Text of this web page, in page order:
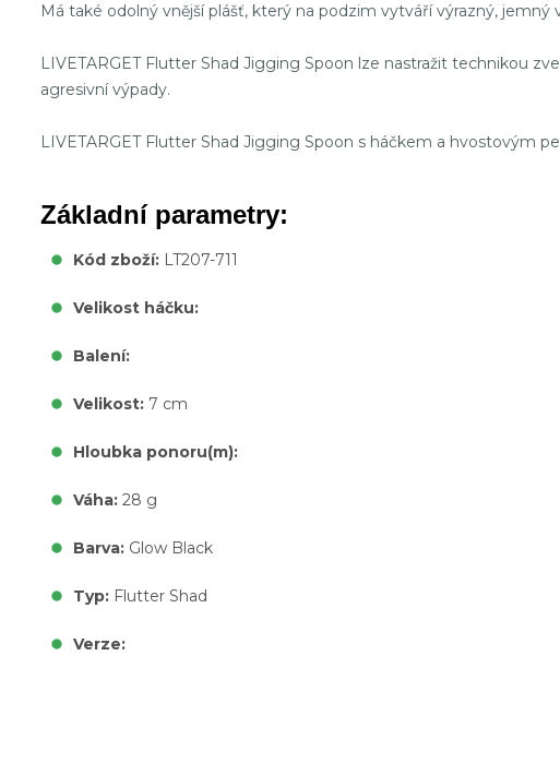
Má také odolný vnější plášť, který na podzim vytváří výrazný,
LIVETARGET Flutter Shad Jigging Spoon lze nastražit technikou
agresivní výpady.
LIVETARGET Flutter Shad Jigging Spoon s háčkem a hvostovým
Základní parametry:
Kód zboží: LT207-711
Velikost háčku:
Balení:
Velikost: 7 cm
Hloubka ponoru(m):
Váha: 28 g
Barva: Glow Black
Typ: Flutter Shad
Verze: